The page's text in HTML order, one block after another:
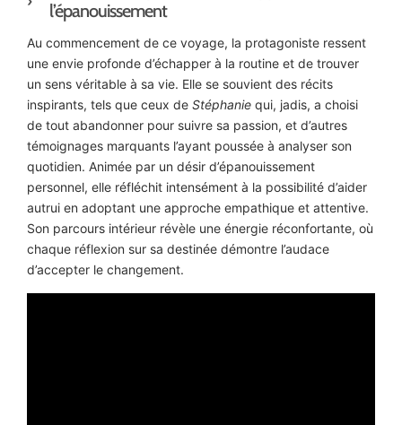
l’épanouissement
Au commencement de ce voyage, la protagoniste ressent
une envie profonde d’échapper à la routine et de trouver
un sens véritable à sa vie. Elle se souvient des récits
inspirants, tels que ceux de Stéphanie qui, jadis, a choisi
de tout abandonner pour suivre sa passion, et d’autres
témoignages marquants l’ayant poussée à analyser son
quotidien. Animée par un désir d’épanouissement
personnel, elle réfléchit intensément à la possibilité d’aider
autrui en adoptant une approche empathique et attentive.
Son parcours intérieur révèle une énergie réconfortante, où
chaque réflexion sur sa destinée démontre l’audace
d’accepter le changement.